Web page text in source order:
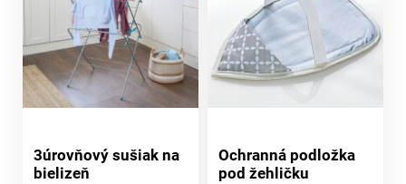
3úrovňový sušiak na
bielizeň
Ochranná podložka
pod žehličku